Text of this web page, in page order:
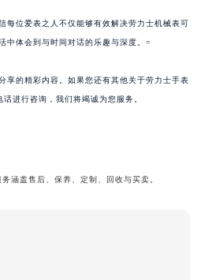
每位爱表之人不仅能够有效解决劳力士机械表可
中体会到与时间对话的乐趣与深度。=
享的精彩内容。如果您还有其他关于劳力士手表
进行咨询，我们将竭诚为您服务。